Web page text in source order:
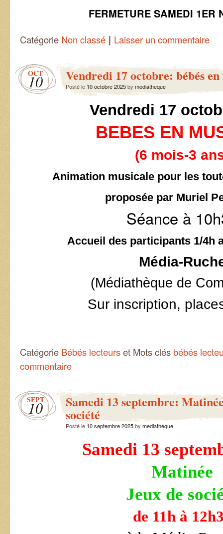
FERMETURE SAMEDI 1ER
Catégorie Non classé | Laisser un commentaire
OCT
10 Vendredi 17 octobre: bébés
Posté le 10 octobre 2025by mediatheque
Vendredi 17
BEBES EN
(6 mois-3
Animation musicale pour les
proposée par Muriel
Séance à
Accueil des participants 1/4h
Média-
(Médiathèque de
Sur inscription,
Catégorie Bébés lecteurset Mots clés bébés
commentaire
SEPT
10 Samedi 13 septembre:
société
Posté le 10 septembre 2025by mediatheque
Samedi 13
Matinée
Jeux de
de 11h à